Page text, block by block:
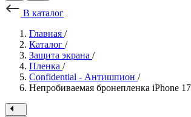
В каталог
Главная /
Каталог /
Защита экрана /
Пленка /
Confidential - Антишпион /
Непробиваемая бронепленка iPhone